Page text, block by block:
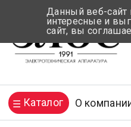
Каталог О
Данный веб-сайт
интересные и
сайт, вы